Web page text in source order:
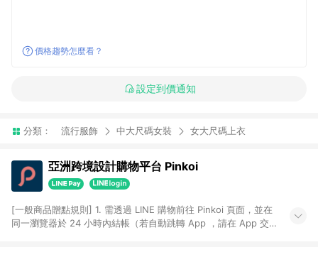
價格趨勢怎麼看？
設定到價通知
分類： 流行服飾 中大尺碼女裝 女大尺碼上衣
亞洲跨境設計購物平台 Pinkoi
[一般商品贈點規則] 1. 需透過 LINE 購物前往 Pinkoi 頁面，並在
同一瀏覽器於 24 小時內結帳（若自動跳轉 App ，請在 App 交